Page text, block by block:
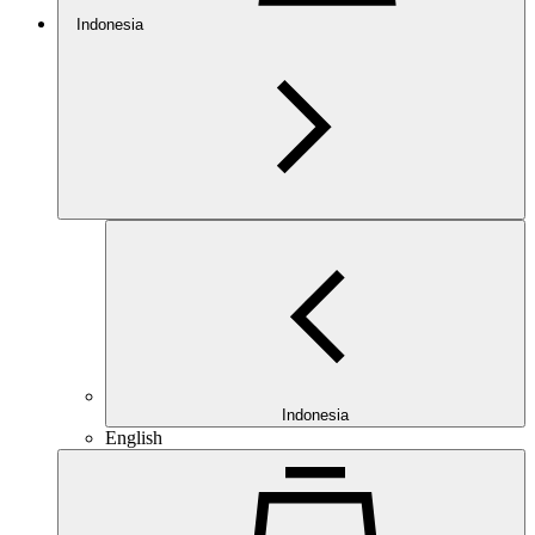
Indonesia
Indonesia
English